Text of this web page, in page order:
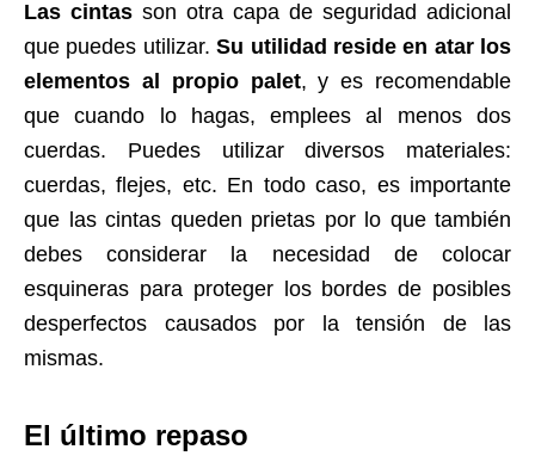
Las cintas son otra capa de seguridad adicional
que puedes utilizar.Su utilidad reside en atar los
elementos al propio palet, y es recomendable
que cuando lo hagas, emplees al menos dos
cuerdas. Puedes utilizar diversos materiales:
cuerdas, flejes, etc. En todo caso, es importante
que las cintas queden prietas por lo que también
debes considerar la necesidad de colocar
esquineras para proteger los bordes de posibles
desperfectos causados por la tensión de las
mismas.
El último repaso